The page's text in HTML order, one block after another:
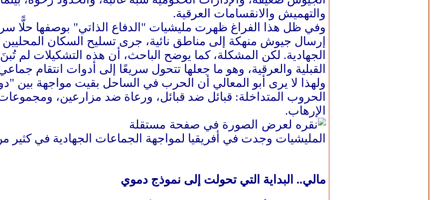
والتهميش والانقسامات العرقية.
وفي ظل هذا الفراغ ظهرت مليشيات "الدفاع الذاتي" بوصفها حلًّا
إرسال جيوش منهكة إلى مناطق نائية، جرى تسليح السكان
الجهادية. لكن المشكلة، كما يوضح الباحث، أن هذه التشكيلات لم
القبلية والعرقية، وهو ما جعلها تتحول سريعًا إلى أدوات انتقام
ولهذا لا يرى أبو المعالي أن الحرب في الساحل بقيت مواجهة بين
الحروب المتداخلة: قبائل ضد قبائل، ورعاة ضد مزارعين،
الإرهاب.
المليشيات وجدت في أفريقيا لمواجهة الجماعات الجهادية في كثير
مالي.. البداية التي تحولت إلى نموذج دموي